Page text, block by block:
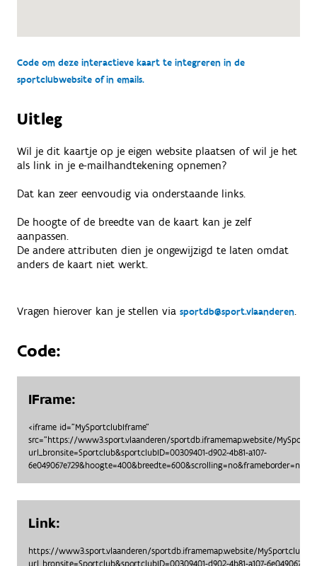
Code om deze interactieve kaart te integreren in de
sportclubwebsite of in emails.
Uitleg
Wil je dit kaartje op je eigen website plaatsen of wil je het
als link in je e-mailhandtekening opnemen?
Dat kan zeer eenvoudig via onderstaande links.
De hoogte of de breedte van de kaart kan je zelf
aanpassen.
De andere attributen dien je ongewijzigd te laten omdat
anders de kaart niet werkt.
Vragen hierover kan je stellen via sportdb@sport.vlaanderen.
Code:
IFrame:
<iframe id="MySportclubIframe"
src="https://www3.sport.vlaanderen/sportdb.iframemap.website/
url_bronsite=Sportclub&sportclubID=00309401-d902-4b81-a107-
6e049067e729&hoogte=400&breedte=600&scrolling=no&frameborder=no">
Link:
https://www3.sport.vlaanderen/sportdb.iframemap.website/